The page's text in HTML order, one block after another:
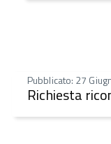
Pubblicato: 27
Richiesta